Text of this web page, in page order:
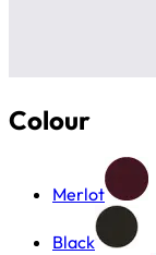
Colour
Merlot
Black